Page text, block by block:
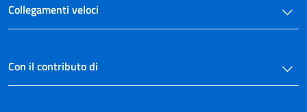
53
55
TITOLO II
Collegamenti veloci
Con il contributo di